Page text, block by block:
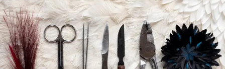
Bettencourt pour l’intelligence de la main qui totalise
aujourd’hui cent lauréats. Olivier Brault, directeur
général de la Fondation, évoque les différents aspects
de sa gouvernance.